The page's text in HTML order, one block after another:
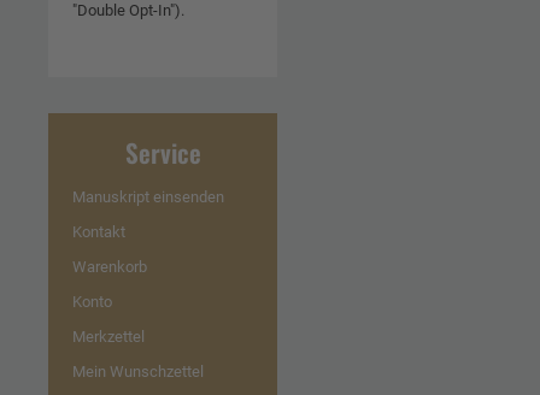
"Double Opt-In").
Service
Manuskript einsenden
Kontakt
Warenkorb
Konto
Merkzettel
Mein Wunschzettel